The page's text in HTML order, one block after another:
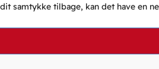
samtykke tilbage, kan det have en